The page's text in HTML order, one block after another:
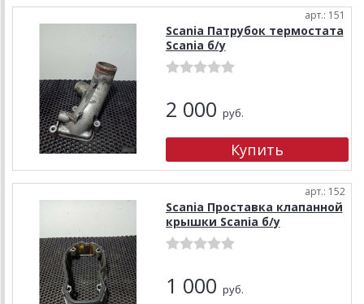
арт.: 151
Scania Патрубок термостата
Scania б/у
2 000 руб.
арт.: 152
Scania Проставка клапанной
крышки Scania б/у
1 000 руб.